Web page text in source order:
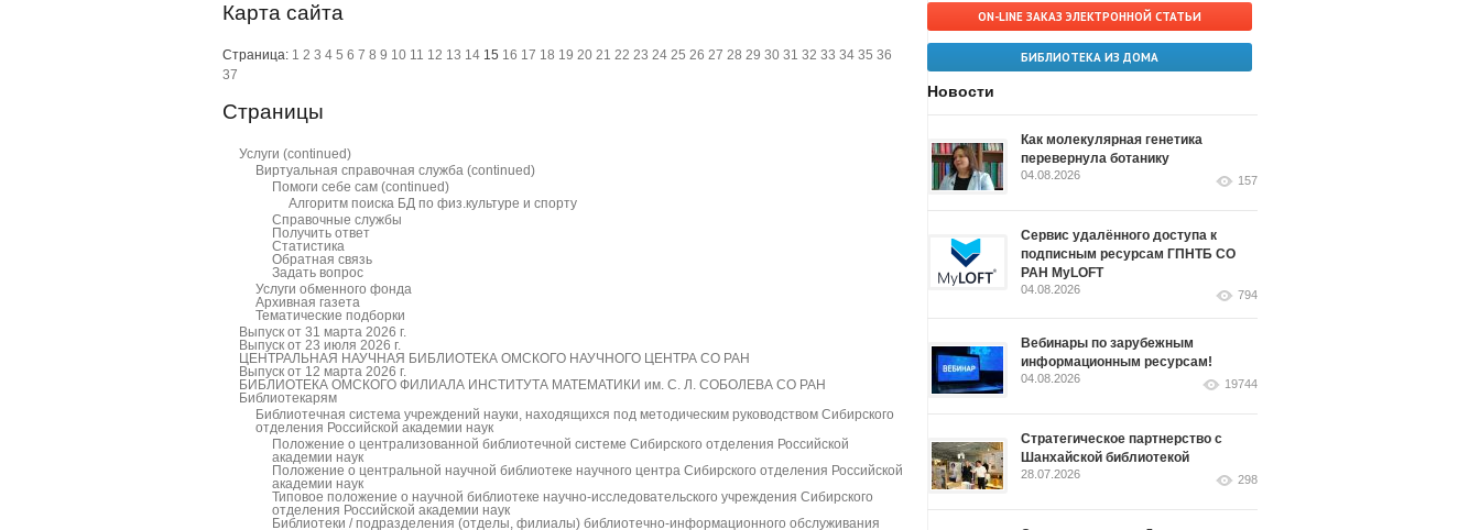
Карта сайта
Страница: 1 2 3 4 5 6 7 8 9 10 11 12 13 14 15 16 17 18 19 20 21 22 23 24 25 26 27 28 29 30 31 32 33 34 35 36
37
Страницы
Услуги (continued)
Виртуальная справочная служба (continued)
Помоги себе сам (continued)
Алгоритм поиска БД по физ.культуре и спорту
Справочные службы
Получить ответ
Статистика
Обратная связь
Задать вопрос
Услуги обменного фонда
Архивная газета
Тематические подборки
Выпуск от 31 марта 2026 г.
Выпуск от 23 июля 2026 г.
ЦЕНТРАЛЬНАЯ НАУЧНАЯ БИБЛИОТЕКА ОМСКОГО НАУЧНОГО ЦЕНТРА СО РАН
Выпуск от 12 марта 2026 г.
БИБЛИОТЕКА ОМСКОГО ФИЛИАЛА ИНСТИТУТА МАТЕМАТИКИ им. С. Л. СОБОЛЕВА СО РАН
Библиотекарям
Библиотечная система учреждений науки, находящихся под методическим руководством Сибирского
отделения Российской академии наук
Положение о централизованной библиотечной системе Сибирского отделения Российской
академии наук
Положение о центральной научной библиотеке научного центра Сибирского отделения Российской
академии наук
Типовое положение о научной библиотеке научно-исследовательского учреждения Сибирского
отделения Российской академии наук
Библиотеки / подразделения (отделы, филиалы) библиотечно-информационного обслуживания
ON-LINE ЗАКАЗ ЭЛЕКТРОННОЙ СТАТЬИ
БИБЛИОТЕКА ИЗ ДОМА
Новости
Как молекулярная генетика
перевернула ботанику
04.08.2026 157
Сервис удалённого доступа к
подписным ресурсам ГПНТБ СО
РАН MyLOFT
04.08.2026 794
Вебинары по зарубежным
информационным ресурсам!
04.08.2026 19744
Стратегическое партнерство с
Шанхайской библиотекой
28.07.2026 298